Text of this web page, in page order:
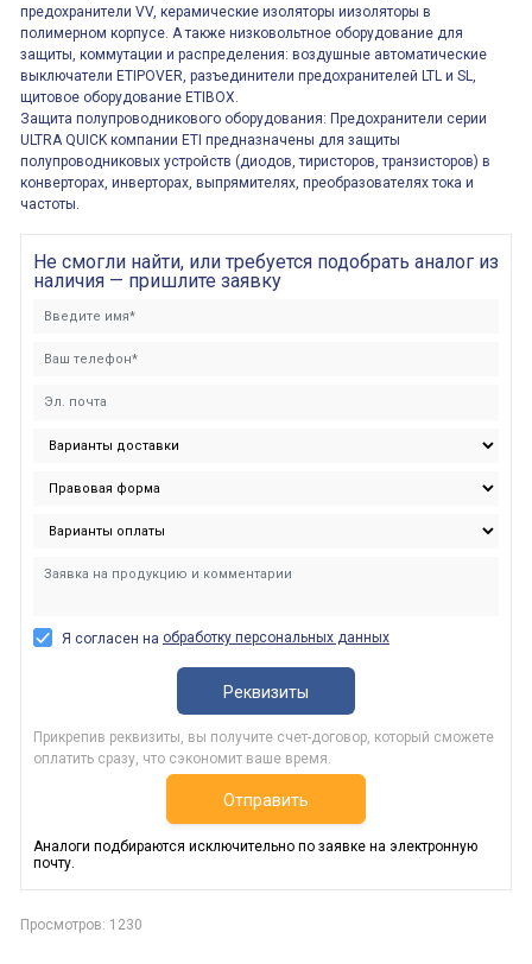
предохранители VV, керамические изоляторы иизоляторы в
полимерном корпусе. А также низковольтное оборудование для
защиты, коммутации и распределения: воздушные автоматические
выключатели ETIPOVER, разъединители предохранителей LTL и SL,
щитовое оборудование ETIBOX.
Защита полупроводникового оборудования: Предохранители серии
ULTRA QUICK компании ETI предназначены для защиты
полупроводниковых устройств (диодов, тиристоров, транзисторов) в
конверторах, инверторах, выпрямителях, преобразователях тока и
частоты.
Не смогли найти, или требуется подобрать аналог из
наличия — пришлите заявку
Я согласен на обработку персональных данных
Реквизиты
Прикрепив реквизиты, вы получите счет-договор, который сможете
оплатить сразу, что сэкономит ваше время.
Отправить
Аналоги подбираются исключительно по заявке на электронную
почту.
Просмотров: 1230